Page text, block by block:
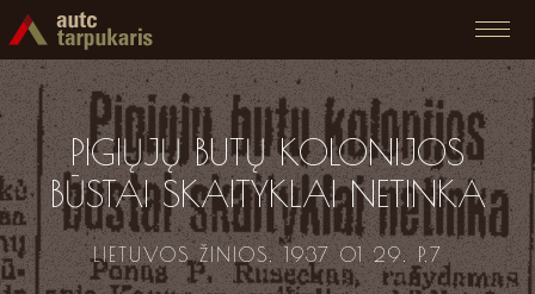
PIGIŲJŲ BUTŲ KOLONIJOS
BŪSTAI SKAITYKLAI NETINKA
LIETUVOS ŽINIOS. 1937 01 29. P.7